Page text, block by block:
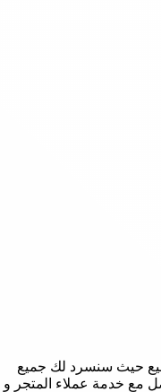
حيث سنسرد لك جميع
مع خدمة عملاء المتجر و